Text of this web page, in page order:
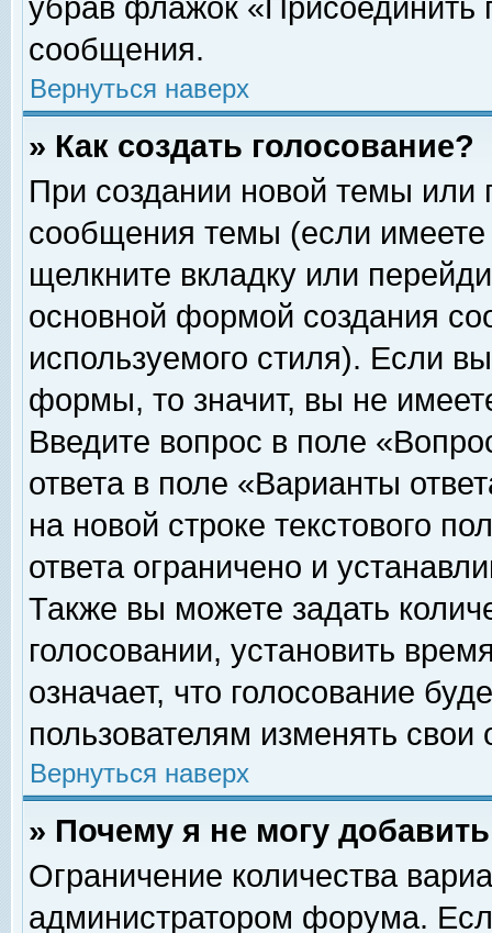
убрав флажок «Присоединить
сообщения.
Вернуться наверх
» Как создать голосование?
При создании новой темы или
сообщения темы (если
щелкните вкладку или
основной формой создания
используемого стиля). Если
формы, то значит, вы не
Введите вопрос в поле
ответа в поле «Варианты
на новой строке текстового
ответа ограничено и
Также вы можете задать
голосовании, установить
означает, что голосование
пользователям изменять свои
Вернуться наверх
» Почему я не могу
Ограничение количества
администратором форума.